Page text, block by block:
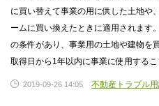
に買い替えて事業の用に供した土地や
ームに買い換えたときに適用されます
の条件があり、事業用の土地や建物を
取得日から1年以内に事業に使用する
2019-09-26 14:05 不動産トラブル